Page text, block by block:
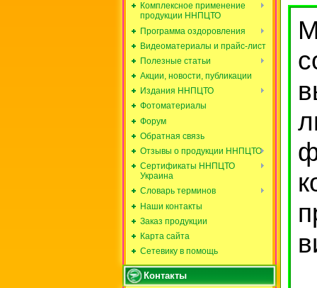
Комплексное применение
продукции ННПЦТО
Программа оздоровления
Видеоматериалы и прайс-лист
Полезные статьи
Акции, новости, публикации
Издания ННПЦТО
Фотоматериалы
Форум
Обратная связь
Отзывы о продукции ННПЦТО
Сертификаты ННПЦТО
Украина
Словарь терминов
Наши контакты
Заказ продукции
Карта сайта
Сетевику в помощь
Контакты